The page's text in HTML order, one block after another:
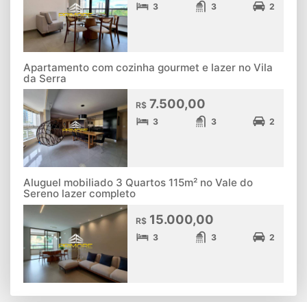
3 3 2
Apartamento com cozinha gourmet e lazer no Vila
da Serra
R$ 7.500,00
3 3 2
Aluguel mobiliado 3 Quartos 115m² no Vale do
Sereno lazer completo
R$ 15.000,00
3 3 2